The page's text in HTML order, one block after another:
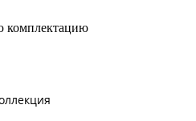
комплектацию